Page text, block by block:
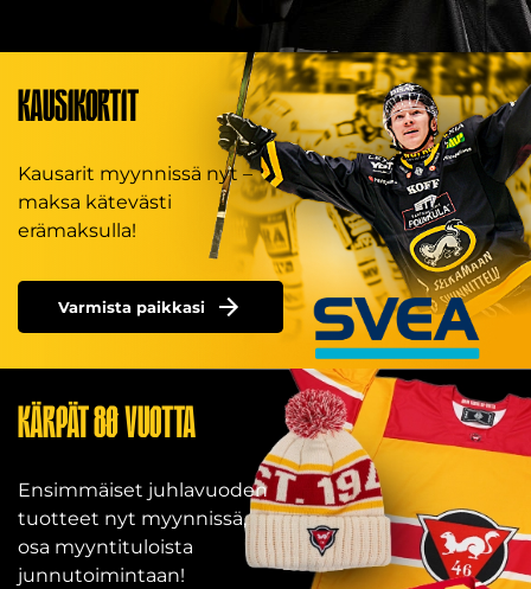
KAUSIKORTIT
Kausarit myynnissä nyt –
maksa kätevästi
erämaksulla!
Varmista paikkasi
KÄRPÄT 80 VUOTTA
Ensimmäiset juhlavuoden
tuotteet nyt myynnissä,
osa myyntituloista
junnutoimintaan!